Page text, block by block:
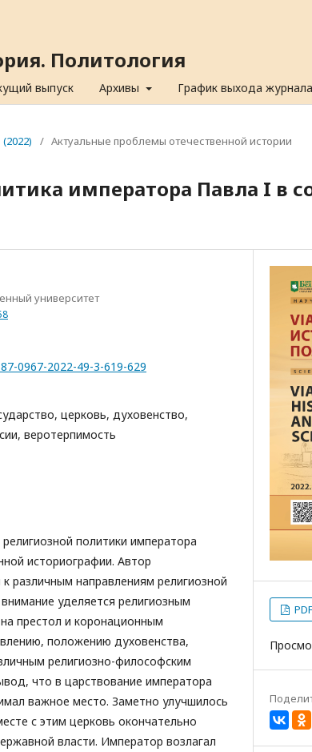
Политология
выпуск Архивы График выхода журнала
/ Актуальные проблемы отечественной истории
императора Павла I в
университет
0967-2022-49-3-619-629
церковь, духовенство,
веротерпимость
политики императора
историографии. Автор
различным направлениям религиозной
уделяется религиозным
престол и коронационным
положению духовенства,
религиозно-философским
что в царствование императора
важное место. Заметно улучшилось
с этим церковь окончательно
власти. Император возлагал
PDF